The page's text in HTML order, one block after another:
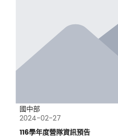
國中部
2024-02-27
116學年度營隊資訊預告